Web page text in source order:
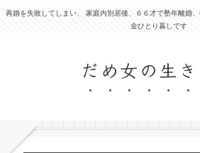
再婚を失敗してしまい、 家庭内別居後、６６才で塾年離婚
金ひとり暮しです
だめ女の生